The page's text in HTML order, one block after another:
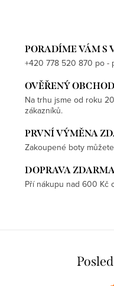
PORADÍME VÁM S
+420 778 520 870 po -
OVĚŘENÝ OBCHOD
Na trhu jsme od roku
zákazníků.
PRVNÍ VÝMĚNA
Zakoupené boty
DOPRAVA
Pří nákupu nad 600 Kč